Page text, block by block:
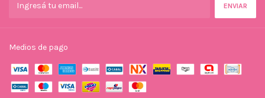
Medios de pago